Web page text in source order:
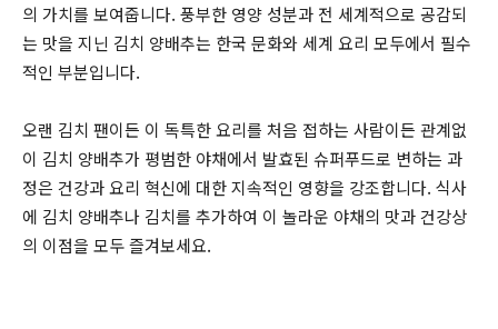
의 가치를 보여줍니다. 풍부한 영양 성분과 전 세계적으로 공감되
는 맛을 지닌 김치 양배추는 한국 문화와 세계 요리 모두에서 필수
적인 부분입니다.
오랜 김치 팬이든 이 독특한 요리를 처음 접하는 사람이든 관계없
이 김치 양배추가 평범한 야채에서 발효된 슈퍼푸드로 변하는 과
정은 건강과 요리 혁신에 대한 지속적인 영향을 강조합니다. 식사
에 김치 양배추나 김치를 추가하여 이 놀라운 야채의 맛과 건강상
의 이점을 모두 즐겨보세요.